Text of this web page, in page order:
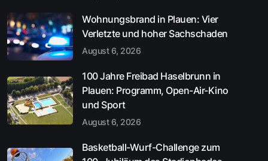
Wohnungsbrand in Plauen: Vier
Verletzte und hoher Sachschaden
August 6, 2026
100 Jahre Freibad Haselbrunn in
Plauen: Programm, Open-Air-Kino
und Sport
August 6, 2026
Basketball-Wurf-Challenge zum